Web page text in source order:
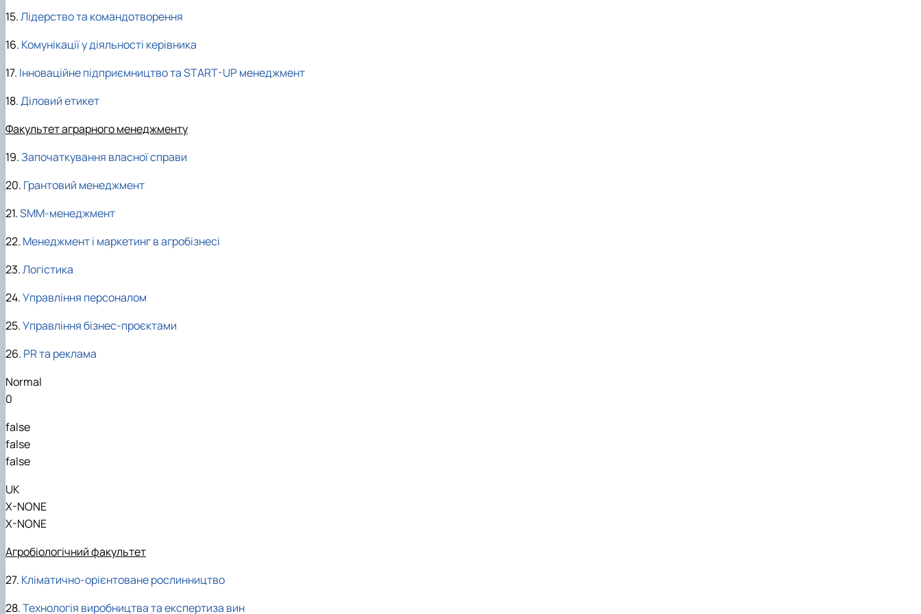
15.Лідерство та командотворення
16. Комунікації у діяльності керівника
17. Інноваційне підприємництво та START-UP менеджмент
18.Діловий етикет
Факультет аграрного менеджменту
19.Започаткування власної справи
20. Грантовий менеджмент
21.SMM-менеджмент
22. Менеджмент і маркетинг в агробізнесі
23.Логістика
24.Управління персоналом
25.Управління бізнес-проєктами
26. PR та реклама
Normal
0
false
false
false
UK
X-NONE
X-NONE
Агробіологічний факультет
27. Кліматично-орієнтоване рослинництво
28.Технологія виробництва та експертиза вин